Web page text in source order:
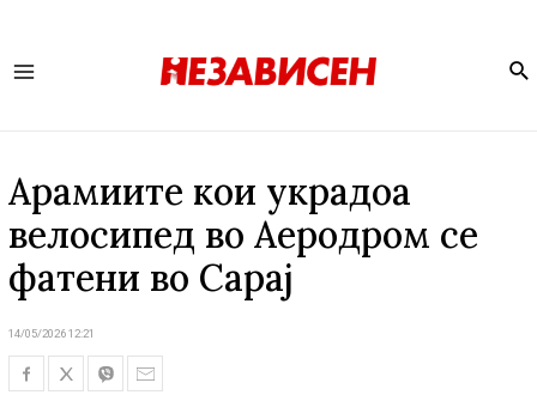
Арамиите кои украдоа
велосипед во Аеродром се
фатени во Сарај
14/05/2026 12:21